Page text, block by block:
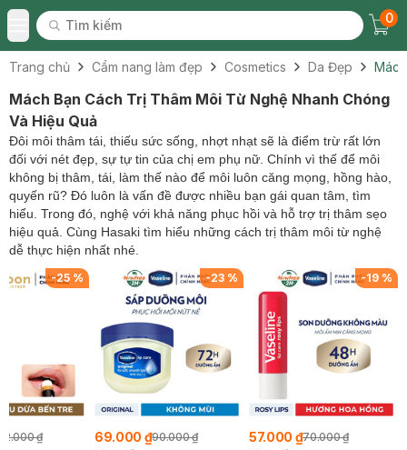
Toggle Menu
Tìm kiếm
Tìm kiếm
0
Trang chủ Cẩm nang làm đẹp Cosmetics Da Đẹp
Mách Bạn Cách Trị Thâm Môi Từ Nghệ Nhanh Chóng
Và Hiệu Quả
Đôi môi thâm tái, thiếu sức sống, nhợt nhạt sẽ là điểm trừ rất lớn
đối với nét đẹp, sự tự tin của chị em phụ nữ. Chính vì thế để môi
không bị thâm, tái, làm thế nào để môi luôn căng mọng, hồng hào,
quyến rũ? Đó luôn là vấn đề được nhiều bạn gái quan tâm, tìm
hiểu. Trong đó, nghệ với khả năng phục hồi và hỗ trợ trị thâm sẹo
hiệu quả. Cùng Hasaki tìm hiểu những cách trị thâm môi từ nghệ
dễ thực hiện nhất nhé.
-25 %
₫
-23 %
69.000 ₫90.000 ₫
-19 %
57.000 ₫70.000 ₫